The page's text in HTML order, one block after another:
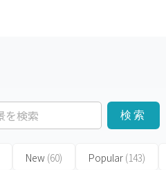
検索
New (60) Popular (143)